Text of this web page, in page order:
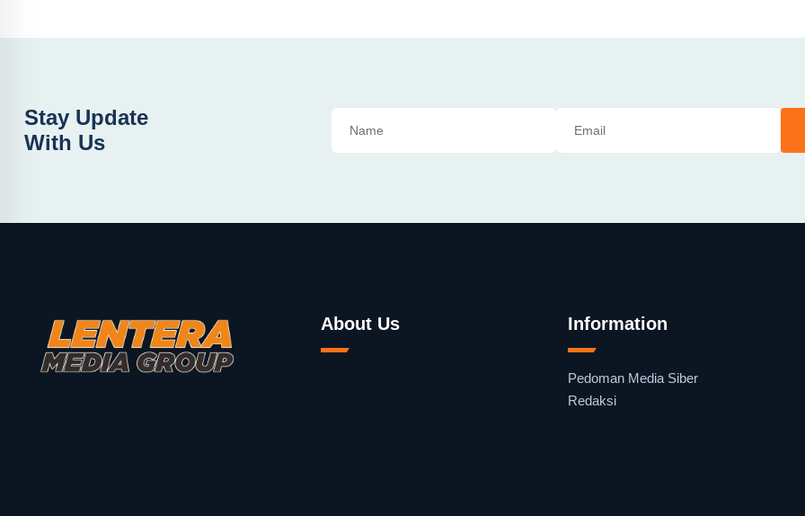
Stay Update
With Us
About Us Information
Pedoman Media Siber
Redaksi